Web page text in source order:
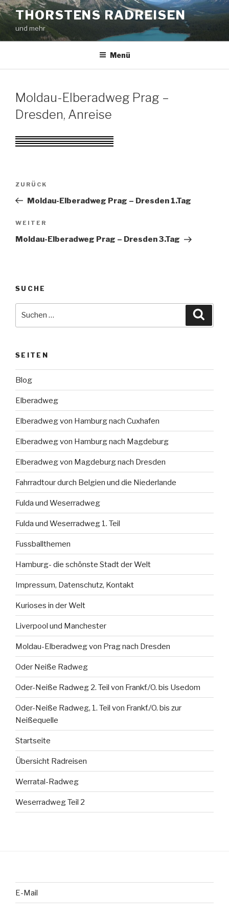
Zum
Inhalt
springen
THORSTENS RADREISEN
und mehr
Menü
Moldau-Elberadweg Prag –
Dresden, Anreise
Beitragsnavigation
Vorheriger
Beitrag
ZURÜCK
Moldau-Elberadweg Prag – Dresden 1.Tag
Nächster
Beitrag
WEITER
Moldau-Elberadweg Prag – Dresden 3.Tag
SUCHE
SEITEN
Blog
Elberadweg
Elberadweg von Hamburg nach Cuxhafen
Elberadweg von Hamburg nach Magdeburg
Elberadweg von Magdeburg nach Dresden
Fahrradtour durch Belgien und die Niederlande
Fulda und Weserradweg
Fulda und Weserradweg 1. Teil
Fussballthemen
Hamburg- die schönste Stadt der Welt
Impressum, Datenschutz, Kontakt
Kurioses in der Welt
Liverpool und Manchester
Moldau-Elberadweg von Prag nach Dresden
Oder Neiße Radweg
Oder-Neiße Radweg 2. Teil von Frankf./O. bis Usedom
Oder-Neiße Radweg, 1. Teil von Frankf./O. bis zur
Neißequelle
Startseite
Übersicht Radreisen
Werratal-Radweg
Weserradweg Teil 2
E-Mail